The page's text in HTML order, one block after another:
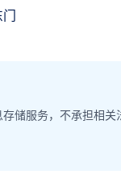
储服务，不承担相